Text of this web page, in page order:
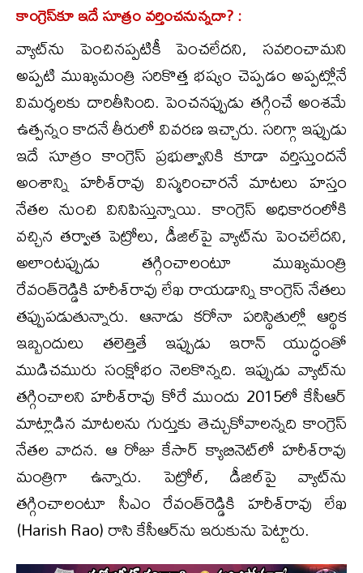
కాంగ్రెస్‌కూ ఇదే సూత్రం వర్తించనున్నదా? :
వ్యాట్‌ను పెంచినప్పటికీ పెంచలేదని, సవరించామని
అప్పటి ముఖ్యమంత్రి సరికొత్త భష్యం చెప్పడం అప్పట్లోనే
విమర్శలకు దారితీసింది. పెంచనప్పుడు తగ్గించే అంశమే
ఉత్పన్నం కాదనే తీరులో వివరణ ఇచ్చారు. సరిగ్గా ఇప్పుడు
ఇదే సూత్రం కాంగ్రెస్ ప్రభుత్వానికి కూడా వర్తిస్తుందనే
అంశాన్ని హరీశ్‌రావు విస్మరించారనే మాటలు హస్తం
నేతల నుంచి వినిపిస్తున్నాయి. కాంగ్రెస్ అధికారంలోకి
వచ్చిన తర్వాత పెట్రోలు, డీజిల్‌పై వ్యాట్‌ను పెంచలేదని,
అలాంటప్పుడు తగ్గించాలంటూ ముఖ్యమంత్రి
రేవంత్‌రెడ్డికి హరీశ్‌రావు లేఖ రాయడాన్ని కాంగ్రెస్ నేతలు
తప్పుపడుతున్నారు. ఆనాడు కరోనా పరిస్థితుల్లో ఆర్థిక
ఇబ్బందులు తలెత్తితే ఇప్పుడు ఇరాన్ యుద్ధంతో
ముడిచమురు సంక్షోభం నెలకొన్నది. ఇప్పుడు వ్యాట్‌ను
తగ్గించాలని హరీశ్‌రావు కోరే ముందు 2015లో కేసీఆర్
మాట్లాడిన మాటలను గుర్తుకు తెచ్చుకోవాలన్నది కాంగ్రెస్
నేతల వాదన. ఆ రోజు కేసార్ క్యాబినెట్‌లో హరీశ్‌రావు
మంత్రిగా ఉన్నారు. పెట్రోల్, డీజిల్‌పై వ్యాట్‌ను
తగ్గించాలంటూ సీఎం రేవంత్‌రెడ్డికి హరీశ్‌రావు లేఖ
(Harish Rao) రాసి కేసీఆర్‌ను ఇరుకును పెట్టారు.